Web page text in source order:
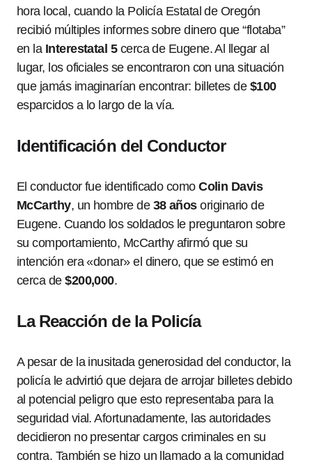
hora local, cuando la Policía Estatal de Oregón
recibió múltiples informes sobre dinero que “flotaba”
en la Interestatal 5cerca de Eugene. Al llegar al
lugar, los oficiales se encontraron con una situación
que jamás imaginarían encontrar: billetes de $100
esparcidos a lo largo de la vía.
Identificación del Conductor
El conductor fue identificado comoColin Davis
McCarthy, un hombre de 38 añosoriginario de
Eugene. Cuando los soldados le preguntaron sobre
su comportamiento, McCarthy afirmó que su
intención era «donar» el dinero, que se estimó en
cerca de$200,000.
La Reacción de la Policía
A pesar de la inusitada generosidad del conductor, la
policía le advirtió que dejara de arrojar billetes debido
al potencial peligro que esto representaba para la
seguridad vial. Afortunadamente, las autoridades
decidieron no presentar cargos criminales en su
contra. También se hizo un llamado a la comunidad